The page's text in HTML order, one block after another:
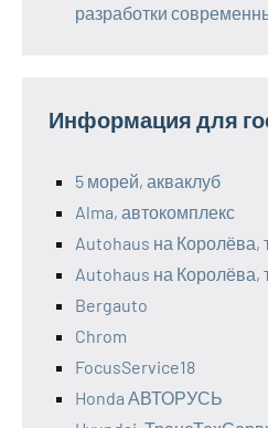
разработки
Информация для
5 морей, акваклуб
Alma, автокомплекс
Autohaus на Королёва,
Autohaus на Королёва,
Bergauto
Chrom
FocusService18
Honda АВТОРУСЬ